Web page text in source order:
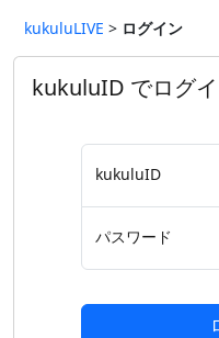
kukuluLIVE > ログイン
kukuluID でログ
kukuluID
パスワード